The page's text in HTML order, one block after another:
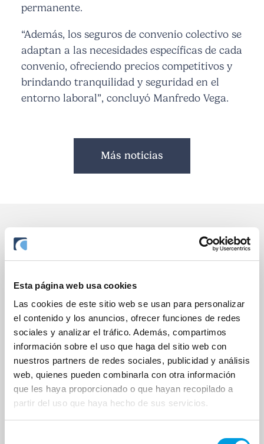
Esta página web usa cookies
Las cookies de este sitio web se usan para personalizar
el contenido y los anuncios, ofrecer funciones de redes
sociales y analizar el tráfico. Además, compartimos
información sobre el uso que haga del sitio web con
nuestros partners de redes sociales, publicidad y análisis
web, quienes pueden combinarla con otra información
que les haya proporcionado o que hayan recopilado a
partir del uso que haya hecho de sus servicios.
permanente.
“Además, los seguros de convenio colectivo se
adaptan a las necesidades específicas de cada
convenio, ofreciendo precios competitivos y
brindando tranquilidad y seguridad en el
entorno laboral”, concluyó Manfredo Vega.
Más noticias
Noticias relacionadas
28 Julio 2026
Evolución de los Mercados
Financieros – Segundo Trimestre